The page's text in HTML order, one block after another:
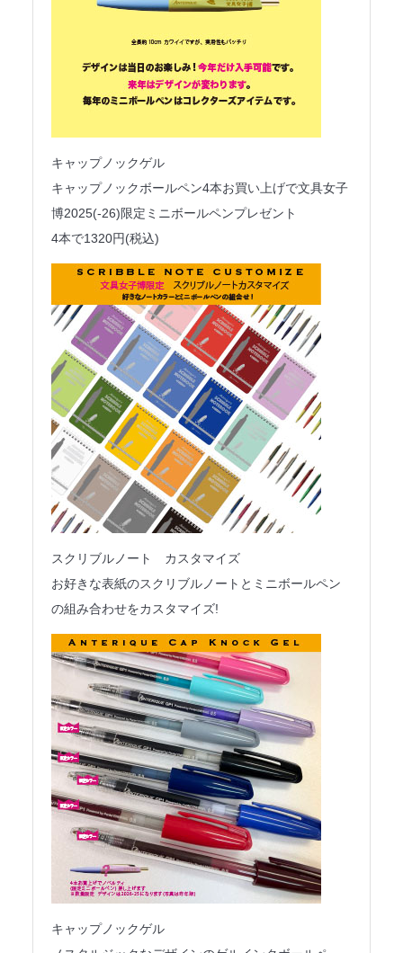
キャップノックゲル
キャップノックボールペン4本お買い上げで文具女子
博2025(-26)限定ミニボールペンプレゼント
4本で1320円(税込)
スクリブルノート カスタマイズ
お好きな表紙のスクリブルノートとミニボールペン
の組み合わせをカスタマイズ!
キャップノックゲル